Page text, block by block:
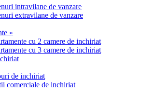
intravilane de vanzare
extravilane de vanzare
»
cu 2 camere de inchiriat
cu 3 camere de inchiriat
de inchiriat
comerciale de inchiriat